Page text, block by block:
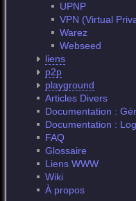
UPNP
VPN (Virtual
Warez
Webseed
liens
p2p
playground
Articles Divers
Documentation :
Documentation :
FAQ
Glossaire
Liens WWW
Wiki
À propos